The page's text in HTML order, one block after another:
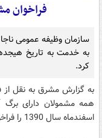
فراخوان
سازمان وظیفه عمومی
کرد.
به گزارش مشرق به نقل از
همه مشمولان دارای
اسفندماه سال 1390 را فراخوان کرد.